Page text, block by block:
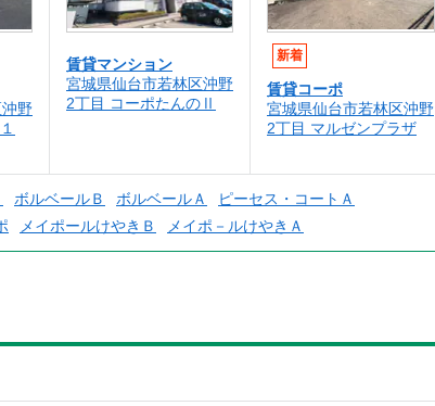
野
賃貸マンション
宮城県仙台市若林区沖野
2丁目 コーポたんのⅡ
新着
賃貸コーポ
宮城県仙台市若林区沖野
2丁目 マルゼンプラザ
ボルベールＢ ボルベールＡ
ピーセス・コートＡ
メイポールけやきＢ メイポ－ルけやきＡ